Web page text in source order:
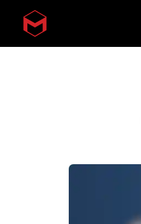
Skip to main content